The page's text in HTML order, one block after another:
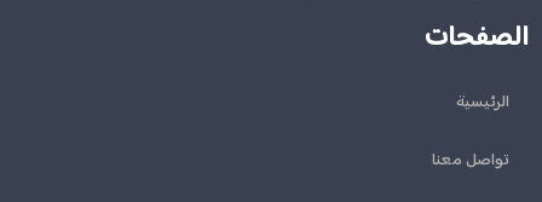
الصفحات
الرئيسية
تواصل معنا